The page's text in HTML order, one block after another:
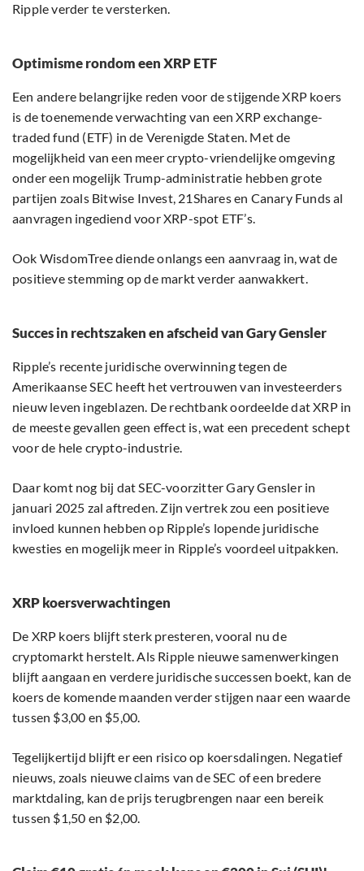
Ripple verder te versterken.
Optimisme rondom een XRP ETF
Een andere belangrijke reden voor de stijgende XRP koers
is de toenemende verwachting van een XRP exchange-
traded fund (ETF) in de Verenigde Staten. Met de
mogelijkheid van een meer crypto-vriendelijke omgeving
onder een mogelijk Trump-administratie hebben grote
partijen zoals Bitwise Invest, 21Shares en Canary Funds al
aanvragen ingediend voor XRP-spot ETF’s.
Ook WisdomTree diende onlangs een aanvraag in, wat de
positieve stemming op de markt verder aanwakkert.
Succes in rechtszaken en afscheid van Gary Gensler
Ripple’s recente juridische overwinning tegen de
Amerikaanse SEC heeft het vertrouwen van investeerders
nieuw leven ingeblazen. De rechtbank oordeelde dat XRP in
de meeste gevallen geen effect is, wat een precedent schept
voor de hele crypto-industrie.
Daar komt nog bij dat SEC-voorzitter Gary Gensler in
januari 2025 zal aftreden. Zijn vertrek zou een positieve
invloed kunnen hebben op Ripple’s lopende juridische
kwesties en mogelijk meer in Ripple’s voordeel uitpakken.
XRP koersverwachtingen
De XRP koers blijft sterk presteren, vooral nu de
cryptomarkt herstelt. Als Ripple nieuwe samenwerkingen
blijft aangaan en verdere juridische successen boekt, kan de
koers de komende maanden verder stijgen naar een waarde
tussen $3,00 en $5,00.
Tegelijkertijd blijft er een risico op koersdalingen. Negatief
nieuws, zoals nieuwe claims van de SEC of een bredere
marktdaling, kan de prijs terugbrengen naar een bereik
tussen $1,50 en $2,00.